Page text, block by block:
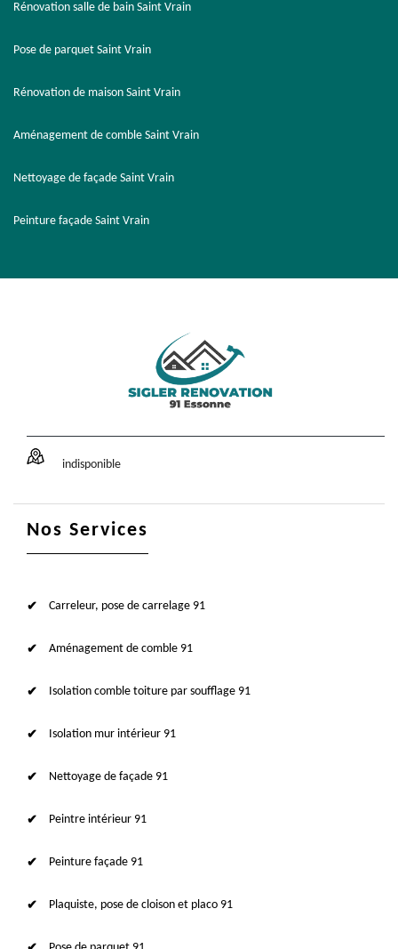
Rénovation salle de bain Saint Vrain
Pose de parquet Saint Vrain
Rénovation de maison Saint Vrain
Aménagement de comble Saint Vrain
Nettoyage de façade Saint Vrain
Peinture façade Saint Vrain
indisponible
Nos Services
Carreleur, pose de carrelage 91
Aménagement de comble 91
Isolation comble toiture par soufflage 91
Isolation mur intérieur 91
Nettoyage de façade 91
Peintre intérieur 91
Peinture façade 91
Plaquiste, pose de cloison et placo 91